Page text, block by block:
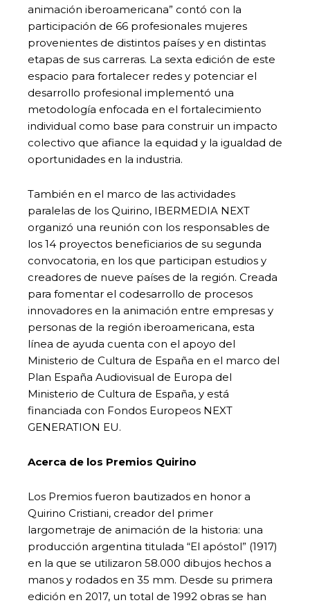
animación iberoamericana” contó con la
participación de 66 profesionales mujeres
provenientes de distintos países y en distintas
etapas de sus carreras. La sexta edición de este
espacio para fortalecer redes y potenciar el
desarrollo profesional implementó una
metodología enfocada en el fortalecimiento
individual como base para construir un impacto
colectivo que afiance la equidad y la igualdad de
oportunidades en la industria.
También en el marco de las actividades
paralelas de los Quirino, IBERMEDIA NEXT
organizó una reunión con los responsables de
los 14 proyectos beneficiarios de su segunda
convocatoria, en los que participan estudios y
creadores de nueve países de la región. Creada
para fomentar el codesarrollo de procesos
innovadores en la animación entre empresas y
personas de la región iberoamericana, esta
línea de ayuda cuenta con el apoyo del
Ministerio de Cultura de España en el marco del
Plan España Audiovisual de Europa del
Ministerio de Cultura de España, y está
financiada con Fondos Europeos NEXT
GENERATION EU.
Acerca de los Premios Quirino
Los Premios fueron bautizados en honor a
Quirino Cristiani, creador del primer
largometraje de animación de la historia: una
producción argentina titulada “El apóstol” (1917)
en la que se utilizaron 58.000 dibujos hechos a
manos y rodados en 35 mm. Desde su primera
edición en 2017, un total de 1992 obras se han